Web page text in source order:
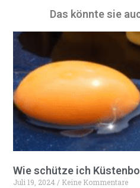
n
a
t
i
v
e
:
Das könnte sie
Wie schütze ich
Juli 19, 2024
Keine Kommentare